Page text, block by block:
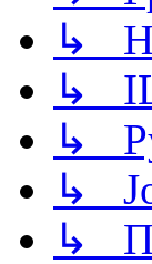
↳
↳
↳
↳
↳